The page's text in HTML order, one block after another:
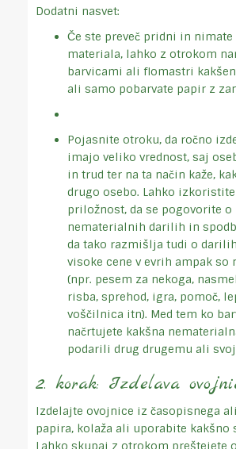
Dodatni nasvet:
Če ste preveč pridni in nimate
materiala, lahko z otrokom
barvicami ali flomastri
ali samo pobarvate papir z
Pojasnite otroku, da ročno
imajo veliko vrednost, saj
in trud ter na ta način kaže,
drugo osebo. Lahko
priložnost, da se pogovorite
nematerialnih darilih in
da tako razmišlja tudi o
visoke cene v evrih ampak so
(npr. pesem za nekoga,
risba, sprehod, igra, pomoč,
voščilnica itn). Med tem ko
načrtujete kakšna
podarili drug drugemu ali
2. korak: Izdelava
Izdelajte ovojnice iz časopisnega
papira, kolaža ali uporabite kakšno
Lahko skupaj z otrokom preštejete